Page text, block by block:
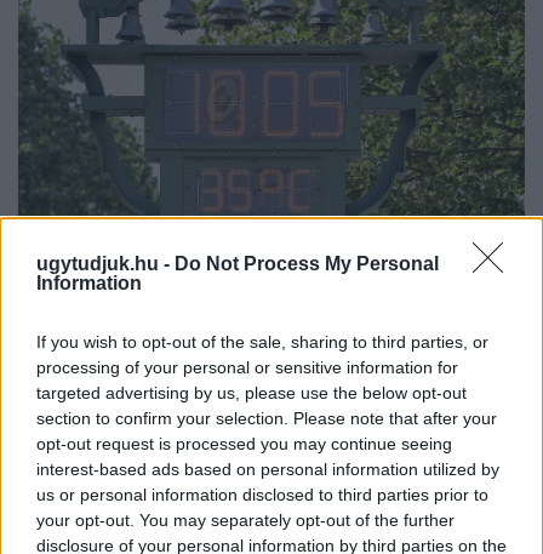
ugytudjuk.hu - Do Not Process My Personal
Information
If you wish to opt-out of the sale, sharing to third parties, or
processing of your personal or sensitive information for
targeted advertising by us, please use the below opt-out
section to confirm your selection. Please note that after your
opt-out request is processed you may continue seeing
interest-based ads based on personal information utilized by
us or personal information disclosed to third parties prior to
your opt-out. You may separately opt-out of the further
disclosure of your personal information by third parties on the
NINCS VÉGE: SZOMBATTÓL MÁR “CSAK”
MÁSODFOKÚ RIASZTÁS LESZ ÉRVÉNYBEN
A július vége óta tartó harmadfokú hőségriasztást mérséklik, de
a tartós meleg miatt továbbra is fokozott óvatosságra van
szükség.
Szólj hozzá!